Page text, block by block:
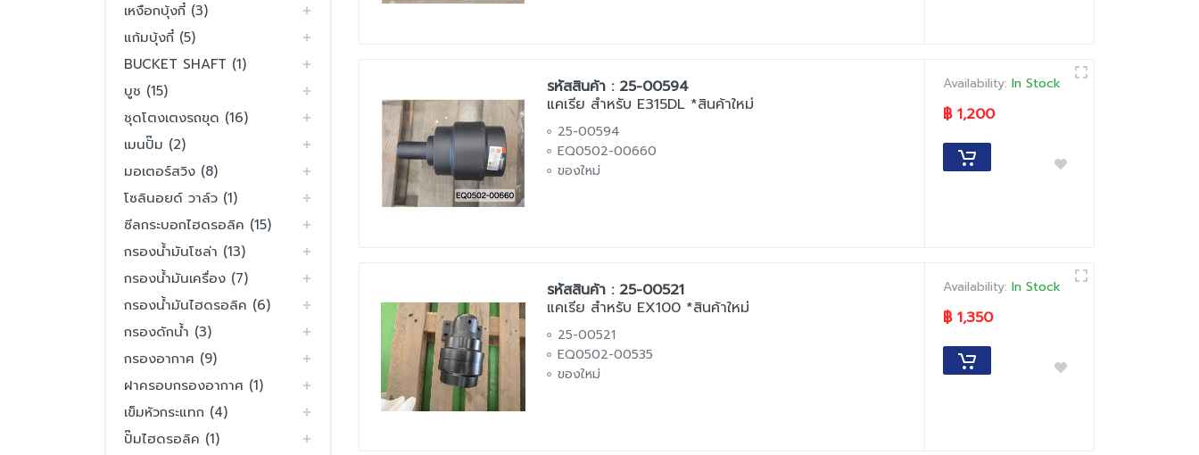
เหงือกบุ้งกี๋ (3)
แก้มบุ้งกี๋ (5)
BUCKET SHAFT (1)
บูช (15)
ชุดโตงเตงรถขุด (16)
เมนปั๊ม (2)
มอเตอร์สวิง (8)
โซลินอยด์ วาล์ว (1)
ซีลกระบอกไฮดรอลิค (15)
กรองน้ำมันโซล่า (13)
กรองน้ำมันเครื่อง (7)
กรองน้ำมันไฮดรอลิค (6)
กรองดักน้ำ (3)
กรองอากาศ (9)
ฝาครอบกรองอากาศ (1)
เข็มหัวกระแทก (4)
ปั๊มไฮดรอลิค (1)
รหัสสินค้า : 25-00594
แคเรีย สำหรับ E315DL *สินค้าใหม่
25-00594
EQ0502-00660
ของใหม่
Availability: In Stock
฿ 1,200
รหัสสินค้า : 25-00521
แคเรีย สำหรับ EX100 *สินค้าใหม่
25-00521
EQ0502-00535
ของใหม่
Availability: In Stock
฿ 1,350